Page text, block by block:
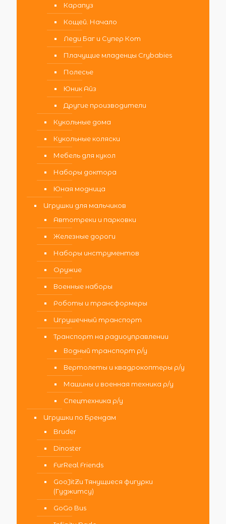
Карапуз
Кощей. Начало
Леди Баг и Супер Кот
Плачущие младенцы Crybabies
Полесье
Юник Айз
Другие производители
Кукольные дома
Кукольные коляски
Мебель для кукол
Наборы доктора
Юная модница
Игрушки для мальчиков
Автотреки и парковки
Железные дороги
Наборы инструментов
Оружие
Военные наборы
Роботы и трансформеры
Игрушечный транспорт
Транспорт на радиоуправлении
Водный транспорт р/у
Вертолеты и квадрокоптеры р/у
Машины и военная техника р/у
Спецтехника р/у
Игрушки по Брендам
Bruder
Dinoster
FurReal Friends
GooJitZu Тянущиеся фигурки
(Гуджитсу)
GoGo Bus